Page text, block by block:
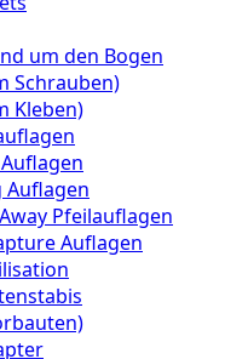
um den Bogen
Schrauben)
Kleben)
Auflagen
Pfeilauflagen
Auflagen